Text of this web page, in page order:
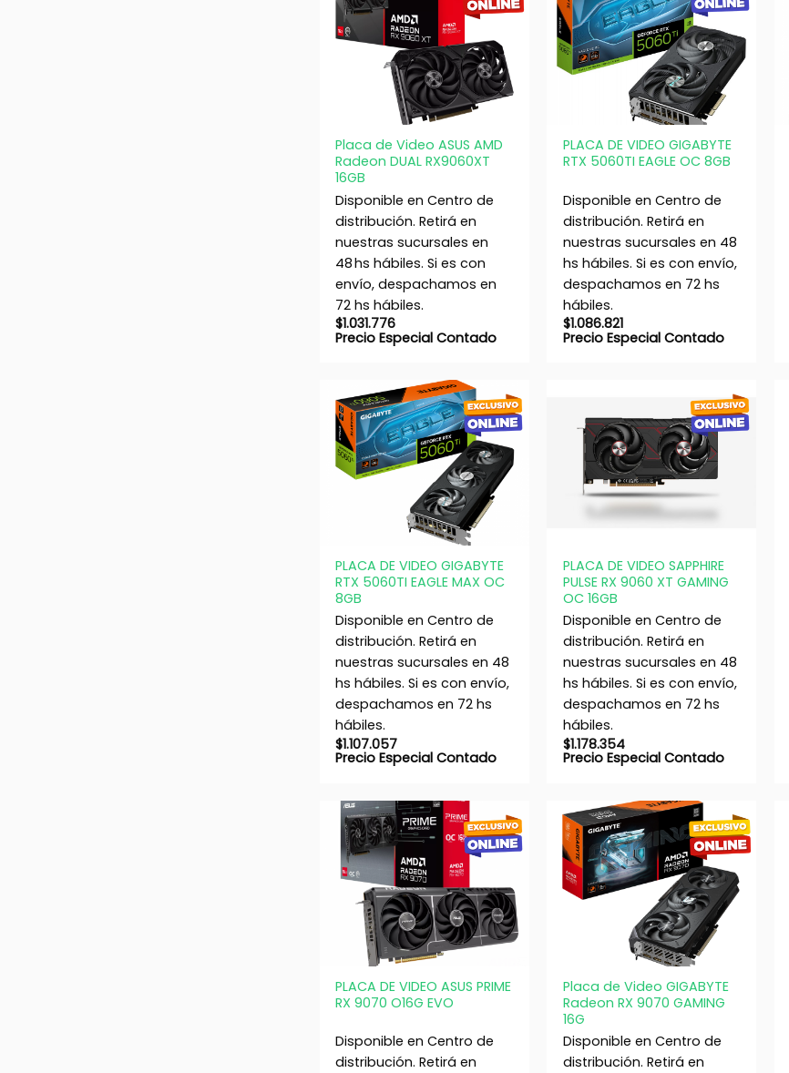
Placa de Video ASUS AMD
Radeon DUAL RX9060XT
16GB
Disponible en Centro de
distribución. Retirá en
nuestras sucursales en
48 hs hábiles. Si es con
envío, despachamos en
72 hs hábiles.
$1.031.776
Precio Especial Contado
PLACA DE VIDEO GIGABYTE
RTX 5060TI EAGLE OC 8GB
Disponible en Centro de
distribución. Retirá en
nuestras sucursales en 48
hs hábiles. Si es con envío,
despachamos en 72 hs
hábiles.
$1.086.821
Precio Especial Contado
PLACA DE VIDEO GIGABYTE
RTX 5060TI EAGLE MAX OC
8GB
Disponible en Centro de
distribución. Retirá en
nuestras sucursales en 48
hs hábiles. Si es con envío,
despachamos en 72 hs
hábiles.
$1.107.057
Precio Especial Contado
PLACA DE VIDEO SAPPHIRE
PULSE RX 9060 XT GAMING
OC 16GB
Disponible en Centro de
distribución. Retirá en
nuestras sucursales en 48
hs hábiles. Si es con envío,
despachamos en 72 hs
hábiles.
$1.178.354
Precio Especial Contado
PLACA DE VIDEO ASUS PRIME
RX 9070 O16G EVO
Disponible en Centro de
distribución. Retirá en
Placa de Video GIGABYTE
Radeon RX 9070 GAMING
16G
Disponible en Centro de
distribución. Retirá en